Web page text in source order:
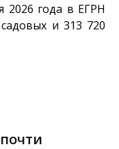
2026 года в ЕГРН
и 313 720